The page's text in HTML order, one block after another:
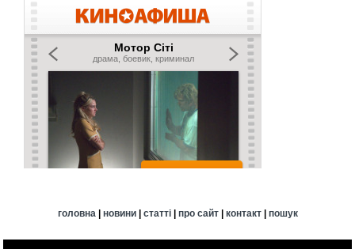
головна| новини| статті| про сайт| контакт| пошук